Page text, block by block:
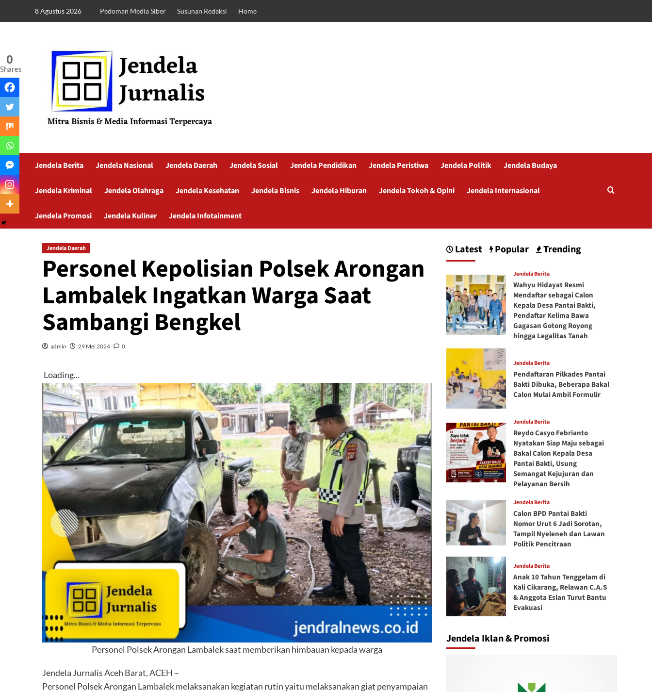
8 Agustus 2026 Pedoman Media Siber Susunan Redaksi Home
Jendela Berita Jendela Nasional Jendela Daerah Jendela Sosial Jendela Pendidikan Jendela Peristiwa Jendela Politik Jendela Budaya
Jendela Kriminal Jendela Olahraga Jendela Kesehatan Jendela Bisnis Jendela Hiburan Jendela Tokoh & Opini Jendela Internasional
Jendela Promosi Jendela Kuliner Jendela Infotainment
Jendela Daerah
Personel Kepolisian Polsek Arongan
Lambalek Ingatkan Warga Saat
Sambangi Bengkel
admin 29 Mei 2024 0
Loading...
Personel Polsek Arongan Lambalek saat memberikan himbauan kepada warga
Jendela Jurnalis Aceh Barat, ACEH –
Personel Polsek Arongan Lambalek melaksanakan kegiatan rutin yaitu melaksanakan giat penyampaian
0
Shares
Latest Popular Trending
Jendela Berita
Wahyu Hidayat Resmi
Mendaftar sebagai Calon
Kepala Desa Pantai Bakti,
Pendaftar Kelima Bawa
Gagasan Gotong Royong
hingga Legalitas Tanah
Jendela Berita
Pendaftaran Pilkades Pantai
Bakti Dibuka, Beberapa Bakal
Calon Mulai Ambil Formulir
Jendela Berita
Reydo Casyo Febrianto
Nyatakan Siap Maju sebagai
Bakal Calon Kepala Desa
Pantai Bakti, Usung
Semangat Kejujuran dan
Pelayanan Bersih
Jendela Berita
Calon BPD Pantai Bakti
Nomor Urut 6 Jadi Sorotan,
Tampil Nyeleneh dan Lawan
Politik Pencitraan
Jendela Berita
Anak 10 Tahun Tenggelam di
Kali Cikarang, Relawan C.A.S
& Anggota Eslan Turut Bantu
Evakuasi
Jendela Iklan & Promosi